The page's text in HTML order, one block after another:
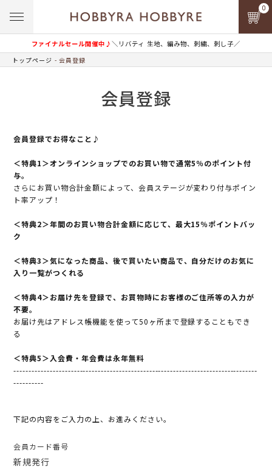
ファイナルセール開催中♪＼リバティ 生地、編み物、刺繍、刺し子／
0
トップページ 会員登録
会員登録
会員登録でお得なこと♪
＜特典1＞オンラインショップでのお買い物で通常5％のポイント付
与。
さらにお買い物合計金額によって、会員ステージが変わり付与ポイン
ト率アップ！
＜特典2＞年間のお買い物合計金額に応じて、最大15％ポイントバッ
ク
＜特典3＞気になった商品、後で買いたい商品で、自分だけのお気に
入り一覧がつくれる
＜特典4＞お届け先を登録で、お買物時にお客様のご住所等の入力が
不要。
お届け先はアドレス帳機能を使って50ヶ所まで登録することもでき
る
＜特典5＞入会費・年会費は永年無料
---------------------------------------------------------------------------------
----------
下記の内容をご入力の上、お進みください。
会員カード番号
新規発行